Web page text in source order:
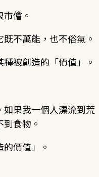
儈。
不萬能，也不俗氣。
被創造的「價值」。
如果我一個人漂流到荒
食物。
價值」。